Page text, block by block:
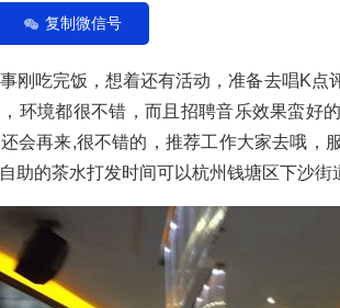
复制微信号
吃完饭，想着还有活动，准备去唱K点
环境都很不错，而且招聘音乐效果蛮好
会再来,很不错的，推荐工作大家去哦，
助的茶水打发时间可以杭州钱塘区下沙